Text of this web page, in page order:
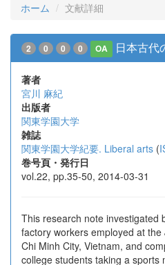
ホーム 文献詳細
2 0 0 0 OA 日本古代
著者
宮川 麻紀
出版者
関東学園大学
雑誌
関東学園大学紀要. Liberal arts (
巻号頁・発行日
vol.22, pp.35-50, 2014-03-31
This research note investigated
factory workers employed at
Chi Minh City, Vietnam, and
college students taking a sports